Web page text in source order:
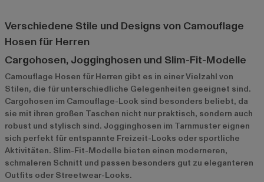
Verschiedene Stile und Designs von Camouflage
Hosen für Herren
Cargohosen, Jogginghosen und Slim-Fit-Modelle
Camouflage Hosen für Herren gibt es in einer Vielzahl von
Stilen, die für unterschiedliche Gelegenheiten geeignet sind.
Cargohosen im Camouflage-Look sind besonders beliebt, da
sie mit ihren großen Taschen nicht nur praktisch, sondern auch
robust und stylisch sind. Jogginghosen im Tarnmuster eignen
sich perfekt für entspannte Freizeit-Looks oder sportliche
Aktivitäten. Slim-Fit-Modelle bieten einen moderneren,
schmaleren Schnitt und passen besonders gut zu eleganteren
Outfits oder Streetwear-Looks.